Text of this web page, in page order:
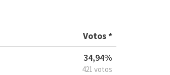
Votos *
34,94%
421 votos